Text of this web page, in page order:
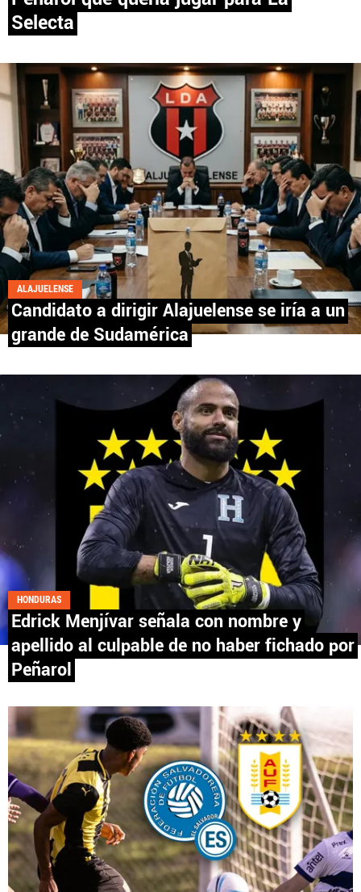
PANAMÁ
NICARAGUA
CONCACAF
FÚTBOL INTERNACIONAL
QUIENES SOMOS | STAFF CONTACTO
Términos y Condiciones
Políticas de Privacidad
Política Editorial
Ad Choices
Fútbol Centroamérica, al igual que Futbol Sites, es
una compañía perteneciente a Better Collective.
Todos los derechos reservados.
Selecta
ALAJUELENSE
Candidato a dirigir Alajuelense se iría a un
grande de Sudamérica
HONDURAS
Edrick Menjívar señala con nombre y
apellido al culpable de no haber fichado por
Peñarol